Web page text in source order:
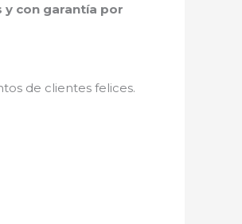
y con garantía por
de clientes felices.